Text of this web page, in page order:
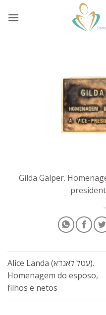
Gilda Galper.
Alice Landa (עטל לאנדא).
Homenagem do esposo,
filhos e netos